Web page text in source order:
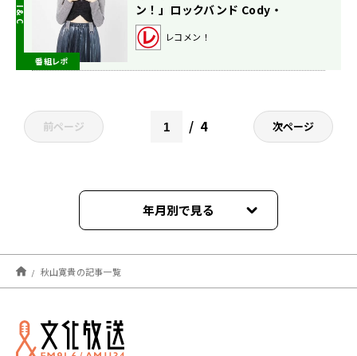
番組レポ
ン！」ロックバンド Cody・
Lee(李)、アイドルグループ
BEYOOOOONDSが生登場！
レコメン！
前ページ 4 次ページ
年月別で見る
2025年08月
2025年07月
2025年06月
秋山寛貴の記事一覧